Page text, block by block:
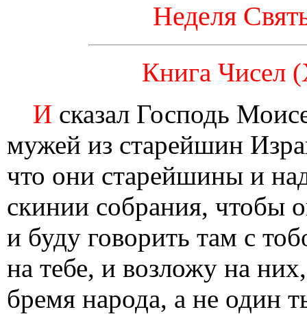
Неделя
Книга Чисел
И сказал Господь
мужей из старейшин
что они старейшины и
скинии собрания, чтобы
и буду говорить там с
на тебе, и возложу на
бремя народа, а не один